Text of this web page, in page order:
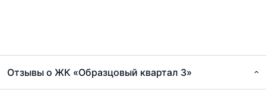
Отзывы о ЖК «Образцовый квартал 3»